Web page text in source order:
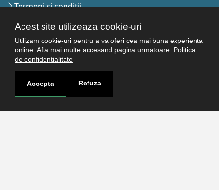
Acest site utilizeaza cookie-uri
Utilizam cookie-uri pentru a va oferi cea mai buna experienta
online. Afla mai multe accesand pagina urmatoare: Politica
de confidentialitate
Accepta Refuza
Termeni şi condiţii
Autentificare
Contact
Pagina de contact
Cum ajungi aici
Covid-19